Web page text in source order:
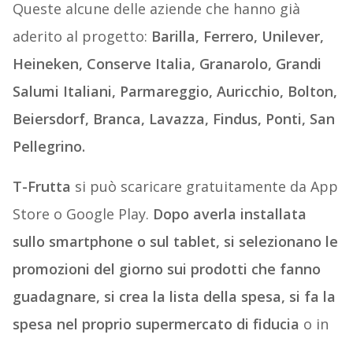
Queste alcune delle aziende che hanno già
aderito al progetto: Barilla, Ferrero, Unilever,
Heineken, Conserve Italia, Granarolo, Grandi
Salumi Italiani, Parmareggio, Auricchio, Bolton,
Beiersdorf, Branca, Lavazza, Findus, Ponti, San
Pellegrino.
T-Frutta si può scaricare gratuitamente da App
Store o Google Play. Dopo averla installata
sullo smartphone o sul tablet, si selezionano le
promozioni del giorno sui prodotti che fanno
guadagnare, si crea la lista della spesa, si fa la
spesa nel proprio supermercato di fiducia o in